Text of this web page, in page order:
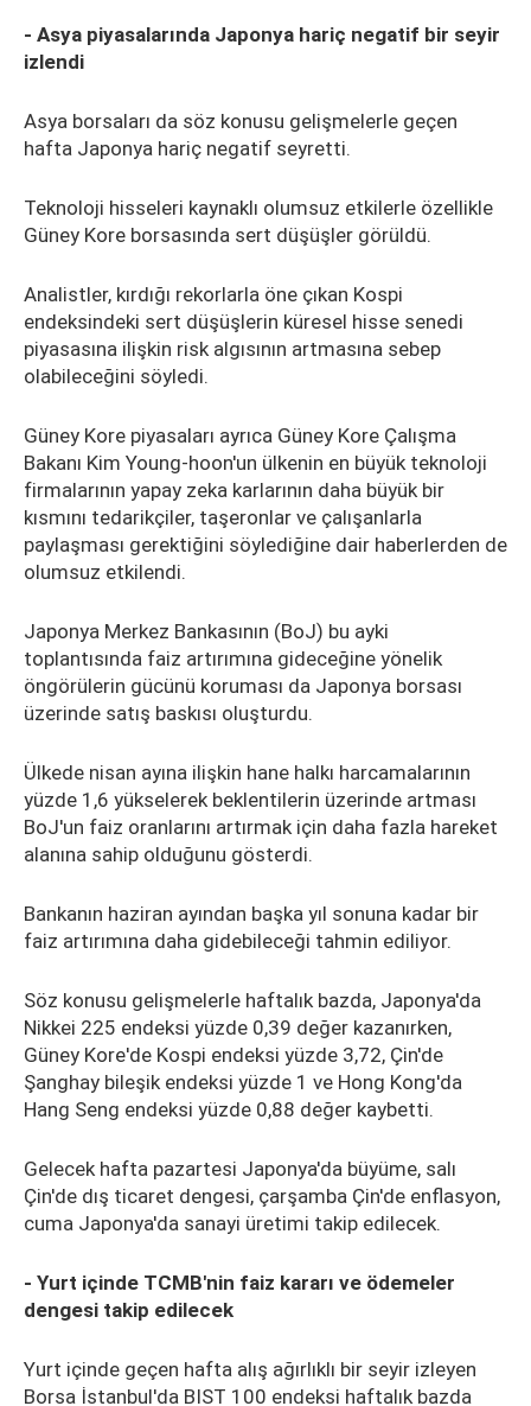
- Asya piyasalarında Japonya hariç negatif bir seyir
izlendi
Asya borsaları da söz konusu gelişmelerle geçen
hafta Japonya hariç negatif seyretti.
Teknoloji hisseleri kaynaklı olumsuz etkilerle özellikle
Güney Kore borsasında sert düşüşler görüldü.
Analistler, kırdığı rekorlarla öne çıkan Kospi
endeksindeki sert düşüşlerin küresel hisse senedi
piyasasına ilişkin risk algısının artmasına sebep
olabileceğini söyledi.
Güney Kore piyasaları ayrıca Güney Kore Çalışma
Bakanı Kim Young-hoon'un ülkenin en büyük teknoloji
firmalarının yapay zeka karlarının daha büyük bir
kısmını tedarikçiler, taşeronlar ve çalışanlarla
paylaşması gerektiğini söylediğine dair haberlerden de
olumsuz etkilendi.
Japonya Merkez Bankasının (BoJ) bu ayki
toplantısında faiz artırımına gideceğine yönelik
öngörülerin gücünü koruması da Japonya borsası
üzerinde satış baskısı oluşturdu.
Ülkede nisan ayına ilişkin hane halkı harcamalarının
yüzde 1,6 yükselerek beklentilerin üzerinde artması
BoJ'un faiz oranlarını artırmak için daha fazla hareket
alanına sahip olduğunu gösterdi.
Bankanın haziran ayından başka yıl sonuna kadar bir
faiz artırımına daha gidebileceği tahmin ediliyor.
Söz konusu gelişmelerle haftalık bazda, Japonya'da
Nikkei 225 endeksi yüzde 0,39 değer kazanırken,
Güney Kore'de Kospi endeksi yüzde 3,72, Çin'de
Şanghay bileşik endeksi yüzde 1 ve Hong Kong'da
Hang Seng endeksi yüzde 0,88 değer kaybetti.
Gelecek hafta pazartesi Japonya'da büyüme, salı
Çin'de dış ticaret dengesi, çarşamba Çin'de enflasyon,
cuma Japonya'da sanayi üretimi takip edilecek.
- Yurt içinde TCMB'nin faiz kararı ve ödemeler
dengesi takip edilecek
Yurt içinde geçen hafta alış ağırlıklı bir seyir izleyen
Borsa İstanbul'da BIST 100 endeksi haftalık bazda